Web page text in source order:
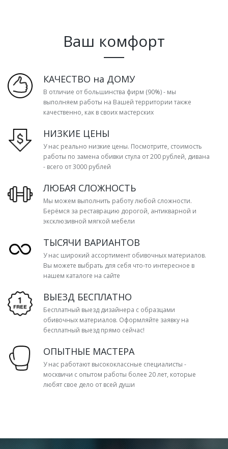
Ваш комфорт
КАЧЕСТВО на ДОМУ
В отличие от большинства фирм (90%) - мы
выполняем работы на Вашей территории также
качественно, как в своих мастерских
НИЗКИЕ ЦЕНЫ
У нас реально низкие цены. Посмотрите, стоимость
работы по замена обивки стула от 200 рублей, дивана
- всего от 3000 рублей
ЛЮБАЯ СЛОЖНОСТЬ
Мы можем выполнить работу любой сложности.
Берёмся за реставрацию дорогой, антикварной и
эксклюзивной мягкой мебели
ТЫСЯЧИ ВАРИАНТОВ
У нас широкий ассортимент обивочных материалов.
Вы можете выбрать для себя что-то интересное в
нашем каталоге на сайте
ВЫЕЗД БЕСПЛАТНО
Бесплатный выезд дизайнера с образцами
обивочных материалов. Оформляйте заявку на
бесплатный выезд прямо сейчас!
ОПЫТНЫЕ МАСТЕРА
У нас работают высококлассные специалисты -
москвичи с опытом работы более 20 лет, которые
любят свое дело от всей души